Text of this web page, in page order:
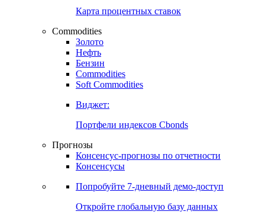
Карта процентных ставок
Commodities
Золото
Нефть
Бензин
Commodities
Soft Commodities
Виджет:
Портфели индексов Cbonds
Прогнозы
Консенсус-прогнозы по отчетности
Консенсусы
Попробуйте 7-дневный демо-доступ
Откройте глобальную базу данных